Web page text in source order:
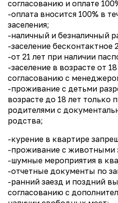
согласованию и оплате
-оплата вносится 100% в
заселения;
-наличный и безналичный
-заселение бесконтактное
-от 21 лет при наличии
-заселение в возрасте от
согласованию с
-проживание с детьми
возрасте до 18 лет только
родителями с
родства;
-курение в квартире
-проживание с животными
-шумные мероприятия в
-отчетные документы по
-ранний заезд и поздний
согласованию с